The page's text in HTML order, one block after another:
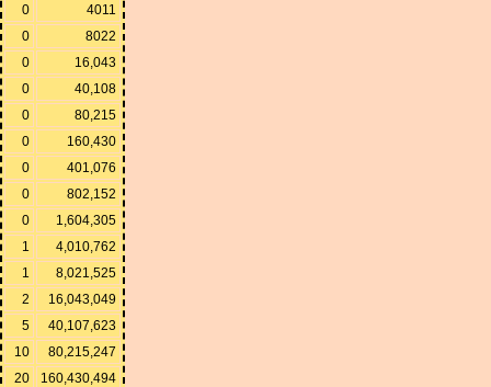
0
4011
0
8022
0
16,043
0
40,108
0
80,215
0
160,430
0
401,076
0
802,152
0
1,604,305
1
4,010,762
1
8,021,525
2
16,043,049
5
40,107,623
10
80,215,247
20
160,430,494